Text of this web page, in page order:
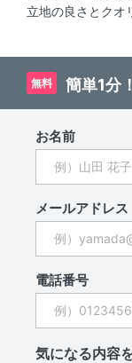
立地の良さとクオ
無料 簡単1分
お名前
メールアドレス
電話番号
気になる内容